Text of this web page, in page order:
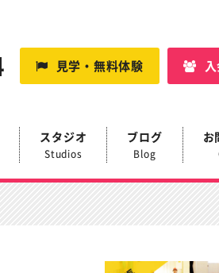
見学・無料体験
スタジオ
Studios
ブログ
Blog
お